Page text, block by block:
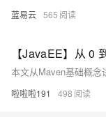
蓝易云 565
啦啦啦191 498